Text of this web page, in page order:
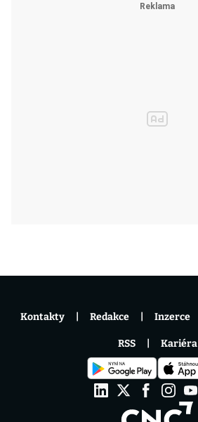
Kontakty Redakce Inzerce
RSS Kariéra